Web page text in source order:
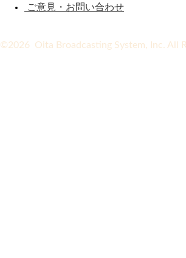
ご意見・お問い合わせ
©2026 Oita Broadcasting System, Inc. All